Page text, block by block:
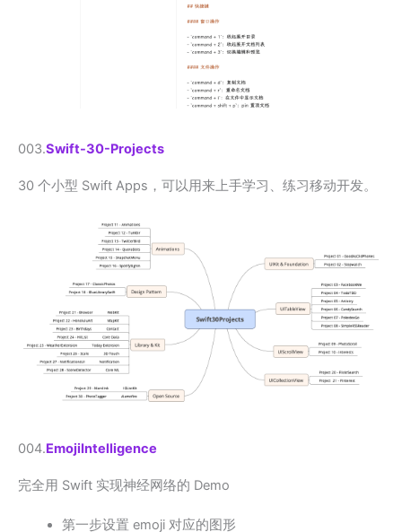
003.Swift-30-Projects
30 个小型 Swift Apps，可以用来上手学习、练习移动开发。
004.EmojiIntelligence
完全用 Swift 实现神经网络的 Demo
第一步设置 emoji 对应的图形